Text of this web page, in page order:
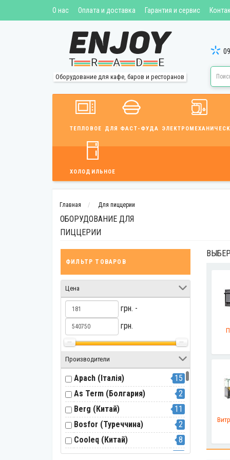
О нас Оплата и доставка Гарантия и сервис
Оборудование для кафе, баров и ресторанов
ТЕПЛОВОЕ ДЛЯ ФАСТ-ФУДА
ХОЛОДИЛЬНОЕ
Главная Для пиццерии
ОБОРУДОВАНИЕ ДЛЯ
ПИЦЦЕРИИ
ФИЛЬТР ТОВАРОВ
Цена
грн. -
грн.
Производители
Apach (Італія)
15
As Term (Болгария)
2
Berg (Китай)
11
Bosfor (Туреччина)
2
Cooleq (Китай)
8
Cuppone (Італія)
14